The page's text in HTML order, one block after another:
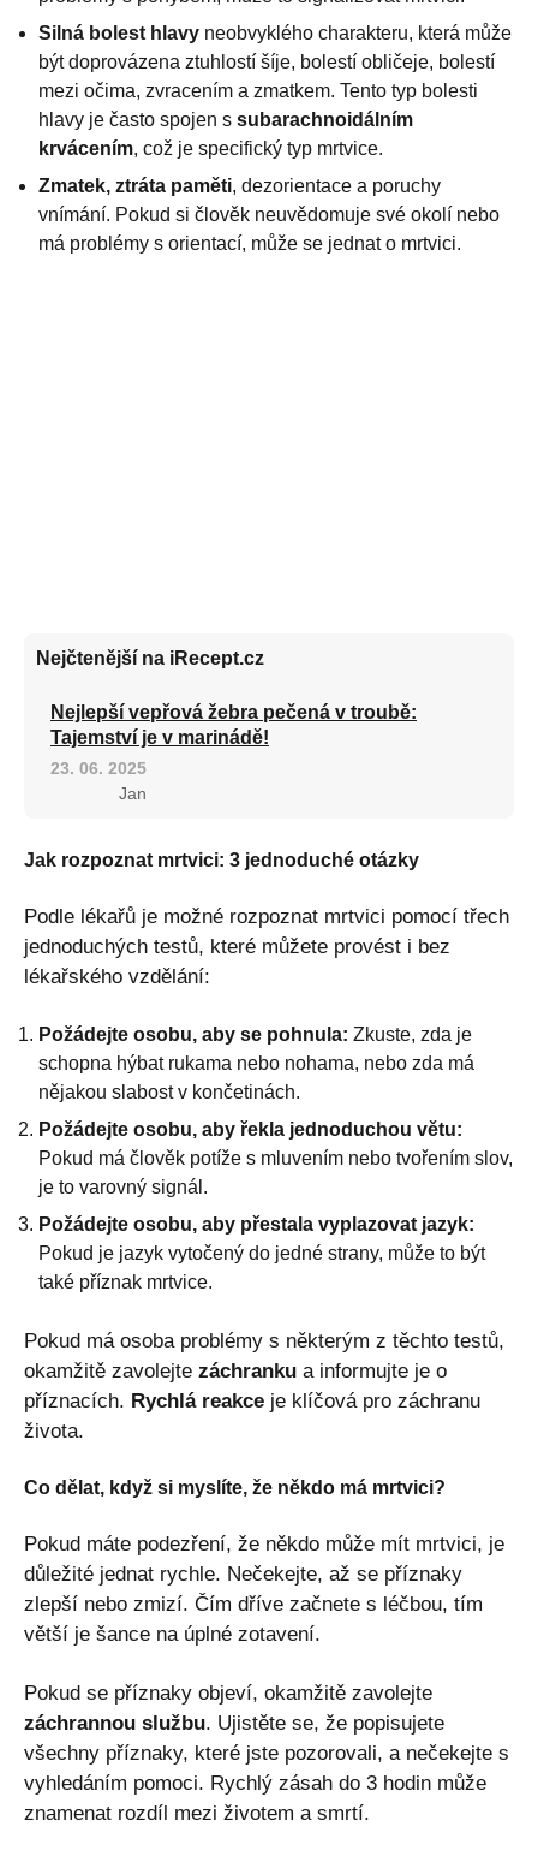
Silná bolest hlavy neobvyklého charakteru, která může
být doprovázena ztuhlostí šíje, bolestí obličeje, bolestí
mezi očima, zvracením a zmatkem. Tento typ bolesti
hlavy je často spojen s subarachnoidálním
krvácením, což je specifický typ mrtvice.
Zmatek, ztráta paměti, dezorientace a poruchy
vnímání. Pokud si člověk neuvědomuje své okolí nebo
má problémy s orientací, může se jednat o mrtvici.
Nejčtenější na iRecept.cz
Nejlepší vepřová žebra pečená v troubě:
Tajemství je v marinádě!
23. 06. 2025
Jan
Jak rozpoznat mrtvici: 3 jednoduché otázky
Podle lékařů je možné rozpoznat mrtvici pomocí třech
jednoduchých testů, které můžete provést i bez
lékařského vzdělání:
Požádejte osobu, aby se pohnula: Zkuste, zda je
schopna hýbat rukama nebo nohama, nebo zda má
nějakou slabost v končetinách.
Požádejte osobu, aby řekla jednoduchou větu:
Pokud má člověk potíže s mluvením nebo tvořením slov,
je to varovný signál.
Požádejte osobu, aby přestala vyplazovat jazyk:
Pokud je jazyk vytočený do jedné strany, může to být
také příznak mrtvice.
Pokud má osoba problémy s některým z těchto testů,
okamžitě zavolejte záchranku a informujte je o
příznacích. Rychlá reakce je klíčová pro záchranu
života.
Co dělat, když si myslíte, že někdo má mrtvici?
Pokud máte podezření, že někdo může mít mrtvici, je
důležité jednat rychle. Nečekejte, až se příznaky
zlepší nebo zmizí. Čím dříve začnete s léčbou, tím
větší je šance na úplné zotavení.
Pokud se příznaky objeví, okamžitě zavolejte
záchrannou službu. Ujistěte se, že popisujete
všechny příznaky, které jste pozorovali, a nečekejte s
vyhledáním pomoci. Rychlý zásah do 3 hodin může
znamenat rozdíl mezi životem a smrtí.